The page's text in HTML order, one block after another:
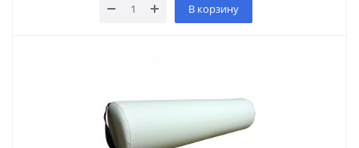
В корзину